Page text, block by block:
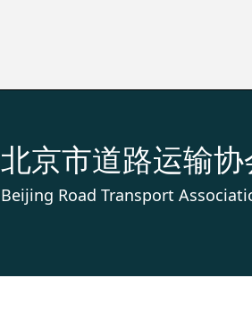
北京市道路运输协
Beijing Road Transport